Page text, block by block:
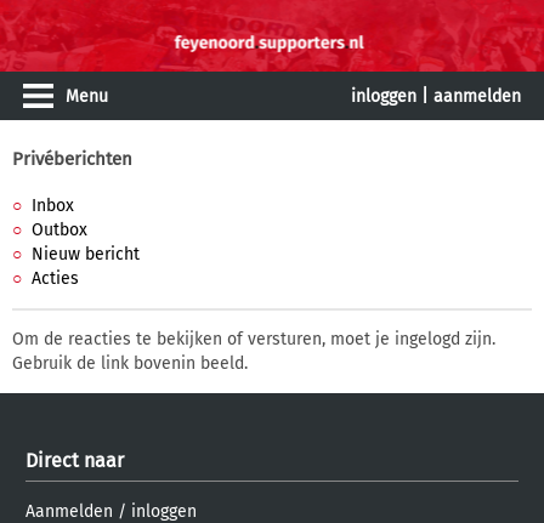
Menu inloggen aanmelden
Privéberichten
Inbox
Outbox
Nieuw bericht
Acties
Om de reacties te bekijken of versturen, moet je ingelogd zijn.
Gebruik de link bovenin beeld.
Direct naar
Aanmelden / inloggen